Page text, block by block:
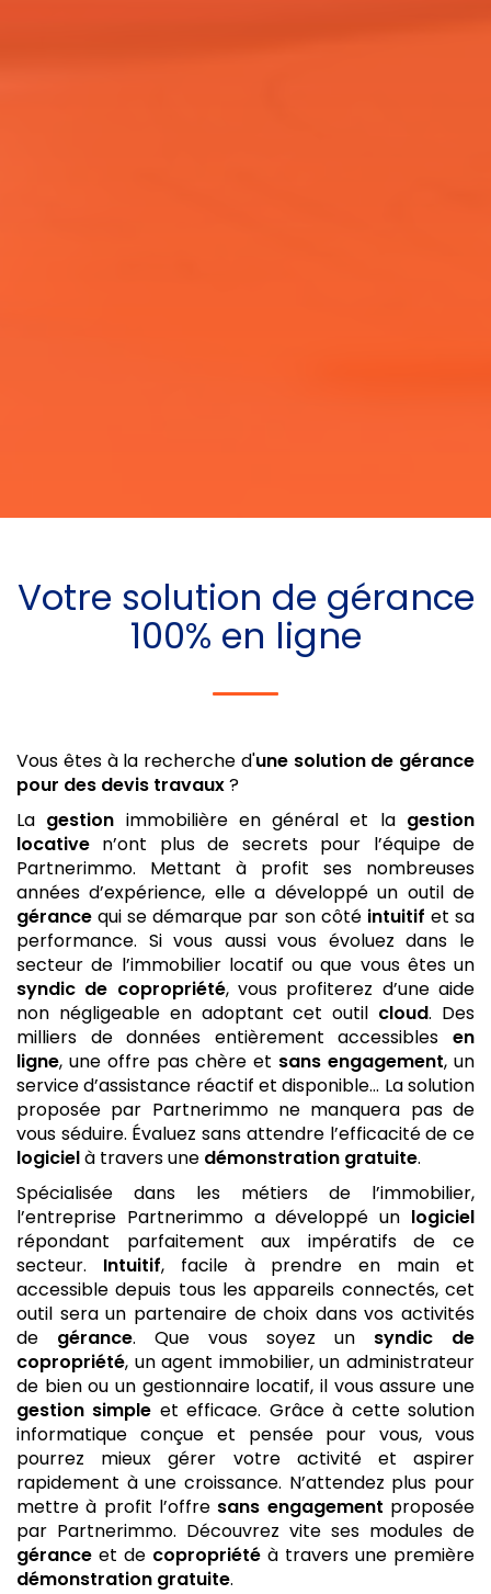
Votre solution de gérance
100% en ligne
Vous êtes à la recherche d'une solution de gérance
pour des devis travaux?
La gestion immobilière en général et la gestion
locative n’ont plus de secrets pour l’équipe de
Partnerimmo. Mettant à profit ses nombreuses
années d’expérience, elle a développé un outil de
gérance qui se démarque par son côté intuitif et sa
performance. Si vous aussi vous évoluez dans le
secteur de l’immobilier locatif ou que vous êtes un
syndic de copropriété, vous profiterez d’une aide
non négligeable en adoptant cet outil cloud. Des
milliers de données entièrement accessibles en
ligne, une offre pas chère et sans engagement, un
service d’assistance réactif et disponible… La solution
proposée par Partnerimmo ne manquera pas de
vous séduire. Évaluez sans attendre l’efficacité de ce
logicielà travers une démonstration gratuite.
Spécialisée dans les métiers de l’immobilier,
l’entreprise Partnerimmo a développé un logiciel
répondant parfaitement aux impératifs de ce
secteur. Intuitif, facile à prendre en main et
accessible depuis tous les appareils connectés, cet
outil sera un partenaire de choix dans vos activités
de gérance. Que vous soyez un syndic de
copropriété, un agent immobilier, un administrateur
de bien ou un gestionnaire locatif, il vous assure une
gestion simple et efficace. Grâce à cette solution
informatique conçue et pensée pour vous, vous
pourrez mieux gérer votre activité et aspirer
rapidement à une croissance. N’attendez plus pour
mettre à profit l’offre sans engagement proposée
par Partnerimmo. Découvrez vite ses modules de
gérance et de copropriété à travers une première
démonstration gratuite.